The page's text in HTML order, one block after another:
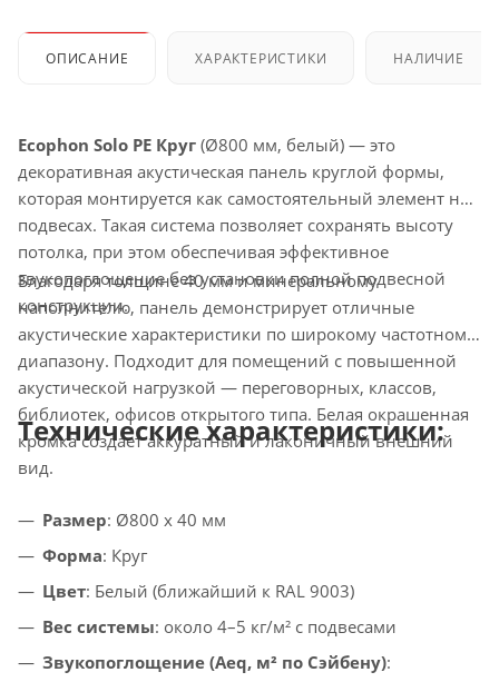
ОПИСАНИЕ ХАРАКТЕРИСТИКИ НАЛИЧИЕ
Ecophon Solo PE Круг (Ø800 мм, белый) — это
декоративная акустическая панель круглой формы,
которая монтируется как самостоятельный элемент на
подвесах. Такая система позволяет сохранять высоту
потолка, при этом обеспечивая эффективное
звукопоглощение без установки полной подвесной
конструкции.
Благодаря толщине 40 мм и минеральному
наполнителю, панель демонстрирует отличные
акустические характеристики по широкому частотному
диапазону. Подходит для помещений с повышенной
акустической нагрузкой — переговорных, классов,
библиотек, офисов открытого типа. Белая окрашенная
кромка создает аккуратный и лаконичный внешний
вид.
Технические характеристики:
Размер: Ø800 x 40 мм
Форма: Круг
Цвет: Белый (ближайший к RAL 9003)
Вес системы: около 4–5 кг/м² с подвесами
Звукопоглощение (Aeq, м² по Сэйбену):